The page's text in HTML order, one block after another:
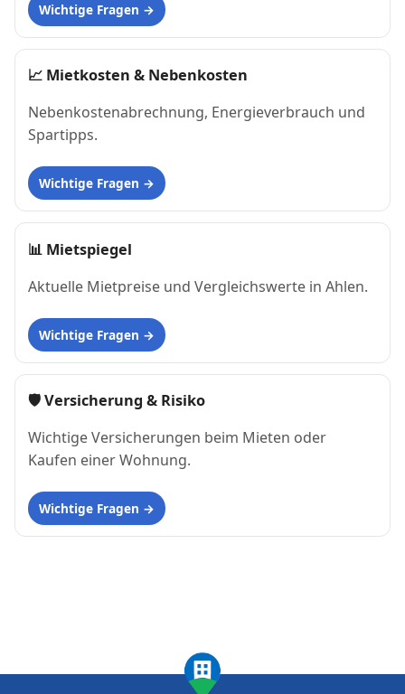
Wichtige Fragen
📈 Mietkosten & Nebenkosten
Nebenkostenabrechnung, Energieverbrauch und
Spartipps.
Wichtige Fragen
📊 Mietspiegel
Aktuelle Mietpreise und Vergleichswerte in Ahlen.
Wichtige Fragen
🛡 Versicherung & Risiko
Wichtige Versicherungen beim Mieten oder
Kaufen einer Wohnung.
Wichtige Fragen